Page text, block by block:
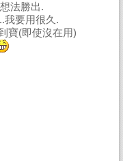
法勝出.
我要用很久.
寶(即使沒在用)